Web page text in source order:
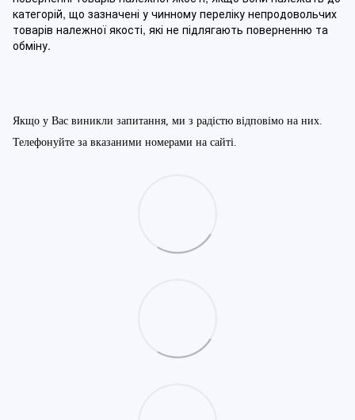
категорій, що зазначені у чинному переліку непродовольчих
товарів належної якості, які не підлягають поверненню та
обміну.
Якщо у Вас виникли запитання, ми з радістю відповімо на них.
Телефонуйте за вказаними номерами на сайті.